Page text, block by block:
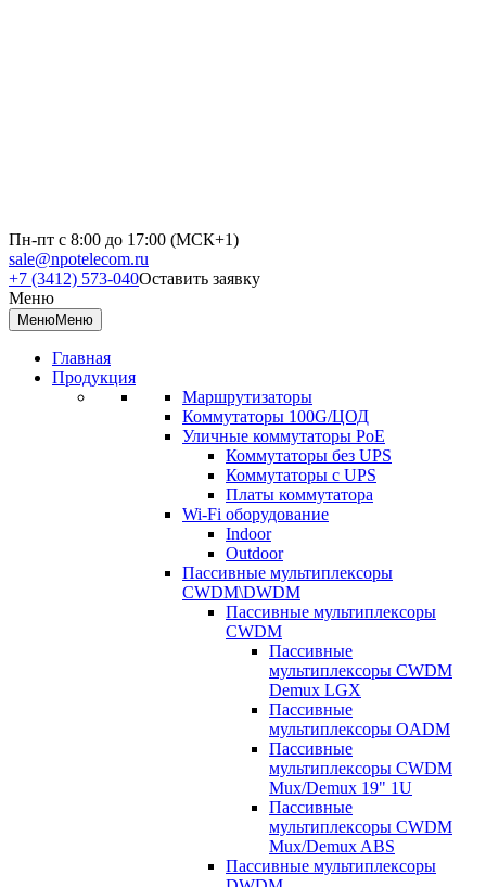
Пн-пт с 8:00 до 17:00 (МСК+1)
sale@npotelecom.ru
+7 (3412) 573-040Оставить заявку
Меню
МенюМеню
Главная
Продукция
Маршрутизаторы
Коммутаторы 100G/ЦОД
Уличные коммутаторы PoE
Коммутаторы без UPS
Коммутаторы с UPS
Платы коммутатора
Wi-Fi оборудование
Indoor
Outdoor
Пассивные мультиплексоры
CWDM\DWDM
Пассивные мультиплексоры
CWDM
Пассивные
мультиплексоры CWDM
Demux LGX
Пассивные
мультиплексоры OADM
Пассивные
мультиплексоры CWDM
Mux/Demux 19" 1U
Пассивные
мультиплексоры CWDM
Mux/Demux ABS
Пассивные мультиплексоры